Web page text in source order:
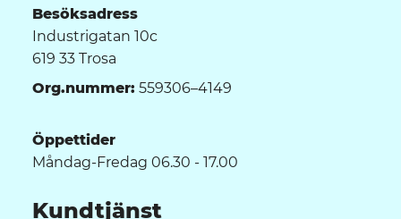
Besöksadress
Industrigatan 10c
619 33 Trosa
Org.nummer: 559306–4149
Öppettider
Måndag-Fredag 06.30 - 17.00
Kundtjänst